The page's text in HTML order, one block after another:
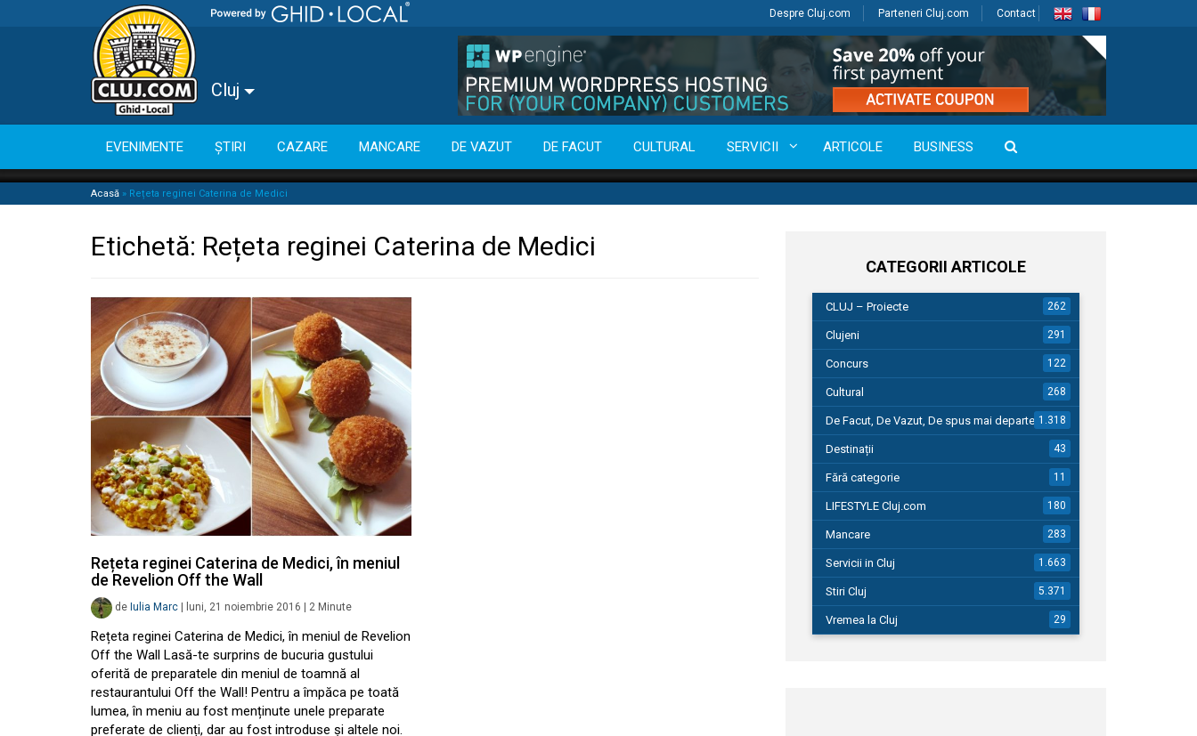
Despre Cluj.com Parteneri Cluj.com Contact
Cluj
EVENIMENTE ȘTIRI CAZARE MANCARE DE VAZUT DE FACUT CULTURAL SERVICII ARTICOLE BUSINESS
Acasă » Rețeta reginei Caterina de Medici
Etichetă: Rețeta reginei Caterina de Medici
Rețeta reginei Caterina de Medici, în meniul
de Revelion Off the Wall
de Iulia Marc luni, 21 noiembrie 2016 2 Minute
Rețeta reginei Caterina de Medici, în meniul de Revelion
Off the Wall Lasă-te surprins de bucuria gustului
oferită de preparatele din meniul de toamnă al
restaurantului Off the Wall! Pentru a împăca pe toată
lumea, în meniu au fost menținute unele preparate
preferate de clienți, dar au fost introduse și altele noi.
CATEGORII ARTICOLE
CLUJ – Proiecte 262
Clujeni 291
Concurs 122
Cultural 268
De Facut, De Vazut, De spus mai departe…1.318
Destinații 43
Fără categorie 11
LIFESTYLE Cluj.com 180
Mancare 283
Servicii in Cluj 1.663
Stiri Cluj 5.371
Vremea la Cluj 29